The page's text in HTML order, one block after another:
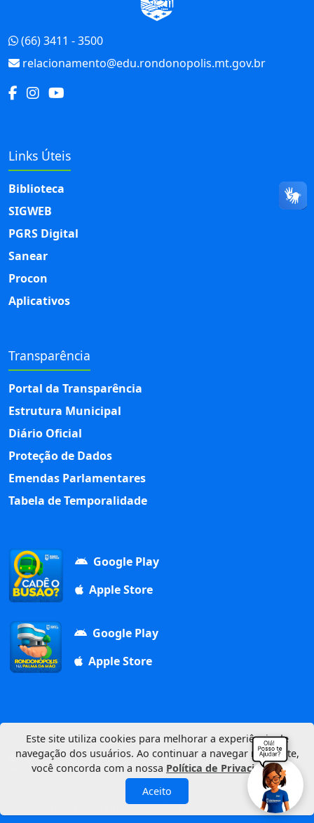
(66) 3411 - 3500
relacionamento@edu.rondonopolis.mt.gov.br
Links Úteis
Biblioteca
SIGWEB
PGRS Digital
Sanear
Procon
Aplicativos
Transparência
Portal da Transparência
Estrutura Municipal
Diário Oficial
Proteção de Dados
Emendas Parlamentares
Tabela de Temporalidade
Google Play
Apple Store
Google Play
Apple Store
Av. Duque de Caxias, 1000, Vila Aurora, 78740-022
CNPJ: 03.347.101/0001-21
© 2026 Município de Rondonópolis
Mapa do Site
Este site utiliza cookies para melhorar a experiência de
navegação dos usuários. Ao continuar a navegar neste site,
você concorda com a nossa Política de Privacidade.
Aceito